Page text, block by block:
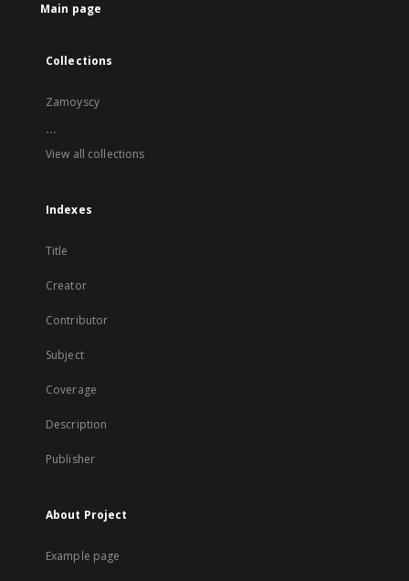
Main page
Collections
Zamoyscy
...
View all collections
Indexes
Title
Creator
Contributor
Subject
Coverage
Description
Publisher
About Project
Example page